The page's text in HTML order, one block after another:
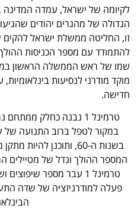
לקיומה של ישראל, עמדה המדינה
הגדולה של מהגרים יהודים
זו, החליטה ממשלת ישראל
להתמודד עם מספר הכניסות
שמו של ראש הממשלה הראשון
מוקד מודרני לנסיעות
חדישה.
טרמינל 1 נבנה כחלק
במקור לטפל ברוב התנועה
בשנות ה-60, ותוכנן
המספר ההולך וגדל של מטיילים
טרמינל 1 עבר מספר
פעלה למודרניזציה של שדה